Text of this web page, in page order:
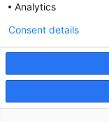
CGTCatalunya
Analytics
Consent details